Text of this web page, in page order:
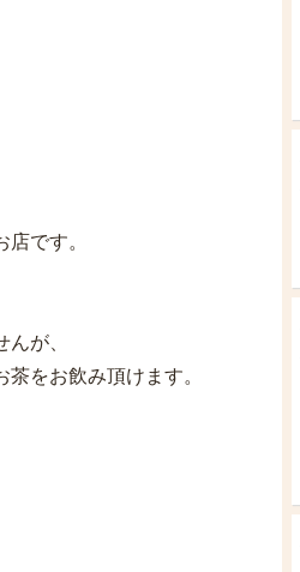
です。
が、
をお飲み頂けます。